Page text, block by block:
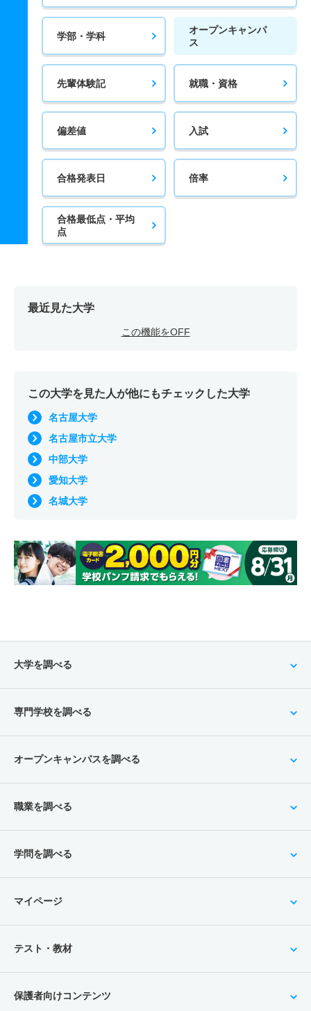
学部・学科
オープンキャンパ
ス
先輩体験記 就職・資格
偏差値 入試
合格発表日 倍率
合格最低点・平均
点
最近見た大学
この機能をOFF
この大学を見た人が他にもチェックした大学
名古屋大学
名古屋市立大学
中部大学
愛知大学
名城大学
大学を調べる
専門学校を調べる
オープンキャンパスを調べる
職業を調べる
学問を調べる
マイページ
テスト・教材
保護者向けコンテンツ